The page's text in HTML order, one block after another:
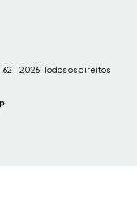
- 2026. Todos os direitos